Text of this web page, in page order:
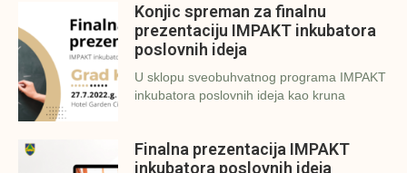
Konjic spreman za finalnu
prezentaciju IMPAKT inkubatora
poslovnih ideja
U sklopu sveobuhvatnog programa IMPAKT
inkubatora poslovnih ideja kao kruna
Finalna prezentacija IMPAKT
inkubatora poslovnih ideja